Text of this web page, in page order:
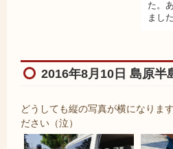
た。
まし
2016年8月10日 島原半
どうしても縦の写真が横になりま
ださい（泣）